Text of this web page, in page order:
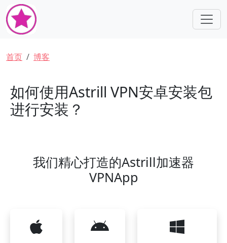
跳转到主要内容
面包屑
首页 博客
如何使用Astrill VPN安卓安装包
进行安装？
我们精心打造的Astrill加速器
VPNApp